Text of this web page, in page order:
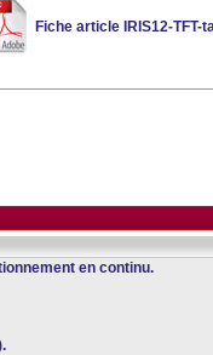
Fiche article IRIS12-
en continu.